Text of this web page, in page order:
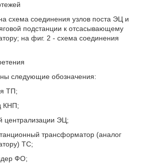
схема соединения узлов поста ЭЦ и
подстанции к отсасывающему
на фиг. 2 - схема соединения
следующие обозначения:
ТП;
КНП;
централизации ЭЦ;
трансформатор (аналог
ТС;
ФО;